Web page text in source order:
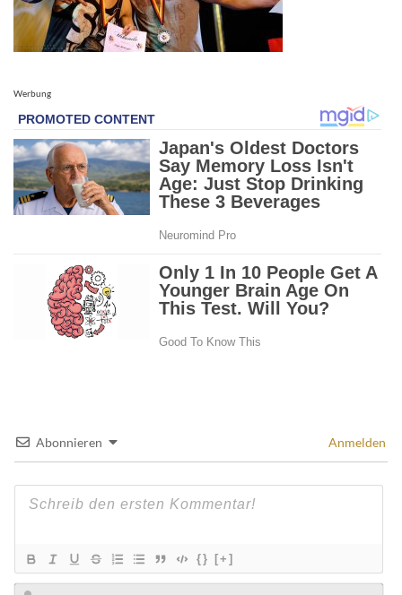
Werbung
Abonnieren Anmelden
{} [+]